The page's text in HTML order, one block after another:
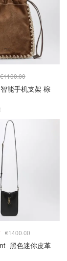
€1100.00
能手机支架 棕
€1400.00
黑色迷你皮革